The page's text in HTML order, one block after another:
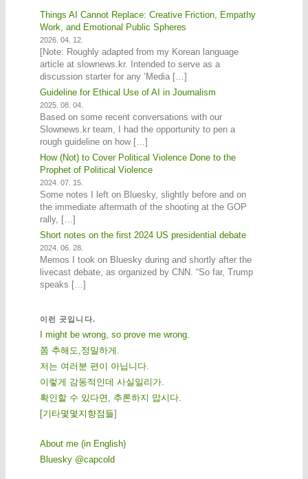
Things AI Cannot Replace: Creative Friction, Empathy
Work, and Emotional Public Spheres
2026. 04. 12.
[Note: Roughly adapted from my Korean language
article at slownews.kr. Intended to serve as a
discussion starter for any ‘Media […]
Guideline for Ethical Use of AI in Journalism
2025. 08. 04.
Based on some recent conversations with our
Slownews.kr team, I had the opportunity to pen a
rough guideline on how […]
How (Not) to Cover Political Violence Done to the
Prophet of Political Violence
2024. 07. 15.
Some notes I left on Bluesky, slightly before and on
the immediate aftermath of the shooting at the GOP
rally, […]
Short notes on the first 2024 US presidential debate
2024. 06. 28.
Memos I took on Bluesky during and shortly after the
livecast debate, as organized by CNN. “So far, Trump
speaks […]
이런 곳입니다.
I might be wrong, so prove me wrong.
쫌 추해도,정밀하게.
저는 여러분 편이 아닙니다.
이렇게 감동적인데 사실일리가.
확인할 수 있다면, 추론하지 맙시다.
[기 타몇 몇 지 향점 들]
About me (in English)
Bluesky @capcold